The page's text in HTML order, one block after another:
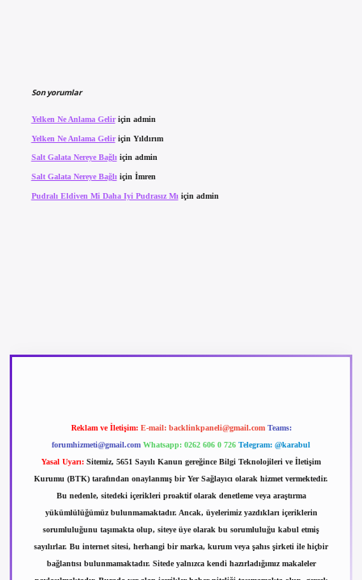
Son yorumlar
Yelken Ne Anlama Geliriçin admin
Yelken Ne Anlama Geliriçin Yıldırım
Salt Galata Nereye Bağlıiçin admin
Salt Galata Nereye Bağlı için İmren
Pudralı Eldiven Mi Daha Iyi Pudrasız Mı için admin
Reklam ve İletişim: E-mail: backlinkpaneli@gmail.com Teams:
forumhizmeti@gmail.com Whatsapp: 0262 606 0 726 Telegram: @karabul
Yasal Uyarı: Sitemiz, 5651 Sayılı Kanun gereğince Bilgi Teknolojileri ve İletişim
Kurumu (BTK) tarafından onaylanmış bir Yer Sağlayıcı olarak hizmet vermektedir.
Bu nedenle, sitedeki içerikleri proaktif olarak denetleme veya araştırma
yükümlülüğümüz bulunmamaktadır. Ancak, üyelerimiz yazdıkları içeriklerin
sorumluluğunu taşımakta olup, siteye üye olarak bu sorumluluğu kabul etmiş
sayılırlar. Bu internet sitesi, herhangi bir marka, kurum veya şahıs şirketi ile hiçbir
bağlantısı bulunmamaktadır. Sitede yalnızca kendi hazırladığımız makaleler